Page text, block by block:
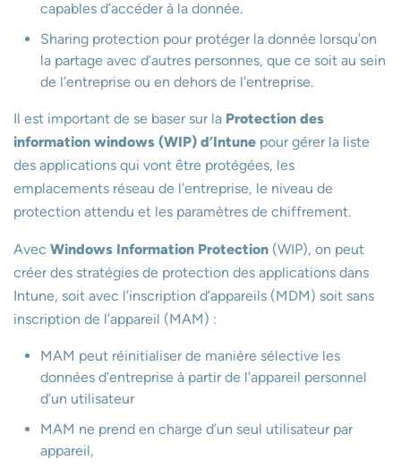
capables d’accéder à la donnée.
Sharing protection pour protéger la donnée lorsqu’on
la partage avec d’autres personnes, que ce soit au sein
de l’entreprise ou en dehors de l’entreprise.
Il est important de se baser sur la Protection des
information windows (WIP) d’Intune pour gérer la liste
des applications qui vont être protégées, les
emplacements réseau de l’entreprise, le niveau de
protection attendu et les paramètres de chiffrement.
Avec Windows Information Protection (WIP), on peut
créer des stratégies de protection des applications dans
Intune, soit avec l’inscription d’appareils (MDM) soit sans
inscription de l’appareil (MAM) :
MAM peut réinitialiser de manière sélective les
données d’entreprise à partir de l’appareil personnel
d’un utilisateur
MAM ne prend en charge d’un seul utilisateur par
appareil,